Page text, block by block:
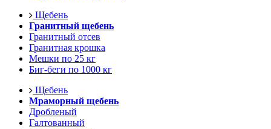
Щебень
Гранитный щебень
Гранитный отсев
Гранитная крошка
Мешки по 25 кг
Биг-беги по 1000 кг
Щебень
Мраморный щебень
Дробленый
Галтованный